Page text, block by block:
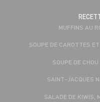
MUFFINS AU
SOUPE DE CAROTTES
SOUPE DE
SAINT-JACQUES
SALADE DE KIWIS,